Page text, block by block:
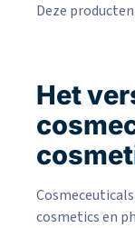
Deze
Het
cosmetics en